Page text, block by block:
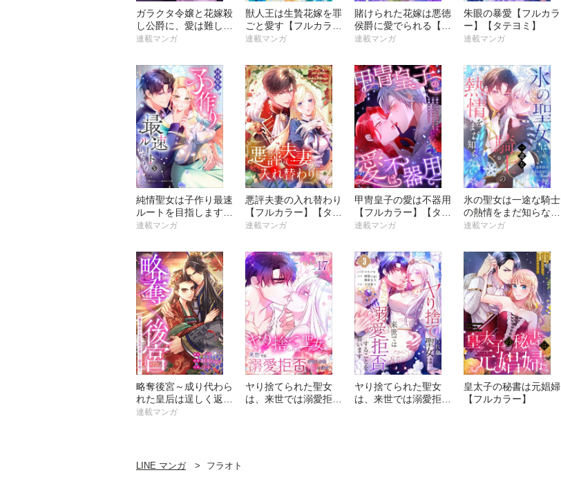
ガラクタ令嬢と花嫁殺
し公爵に、愛は難し
い。【フルカラー】
連載マンガ
獣人王は生贄花嫁を罪
ごと愛す【フルカラ
ー】【タテヨミ】
連載マンガ
賭けられた花嫁は悪徳
侯爵に愛でられる【フ
ルカラー】【タテヨ
連載マンガ
朱眼の暴愛【フルカラ
ー】【タテヨミ】
連載マンガ
純情聖女は子作り最速
ルートを目指します！
【フルカラー】【タテ
連載マンガ
悪評夫妻の入れ替わり
【フルカラー】【タテ
ヨミ】
連載マンガ
甲冑皇子の愛は不器用
【フルカラー】【タテ
ヨミ】
連載マンガ
氷の聖女は一途な騎士
の熱情をまだ知らない
【フルカラー】【タテ
連載マンガ
略奪後宮～成り代わら
れた皇后は逞しく返り
咲く【フルカラー】
連載マンガ
ヤり捨てられた聖女
は、来世では溺愛拒否
ヤり捨てられた聖女
は、来世では溺愛拒否
皇太子の秘書は元娼婦
【フルカラー】
LINE マンガ フラオト